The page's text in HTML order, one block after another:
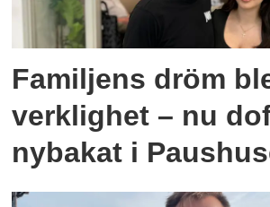
Familjens dröm
verklighet – nu
nybakat i